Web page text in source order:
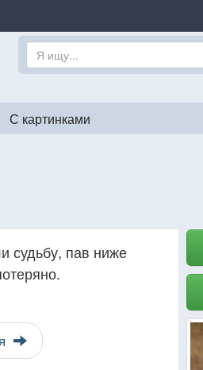
С картинками
судьбу, пав ниже